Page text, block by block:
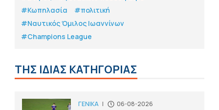
#Κωπηλασία
#πολιτική
#Ναυτικός Όμιλος Ιωαννίνων
#Champions League
ΤΗΣ ΙΔΙΑΣ ΚΑΤΗΓΟΡΙΑΣ
ΓΕΝΙΚΑ | 06-08-2026